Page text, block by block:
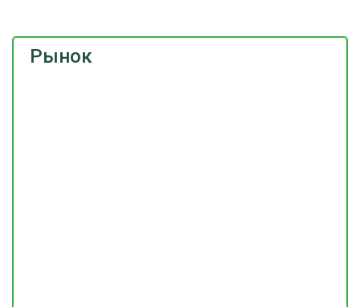
Рынок